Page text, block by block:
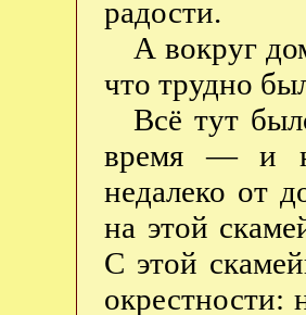
радости.
А вокруг
что трудно
Всё тут
время — и
недалеко от
на этой
С этой
окрестности: